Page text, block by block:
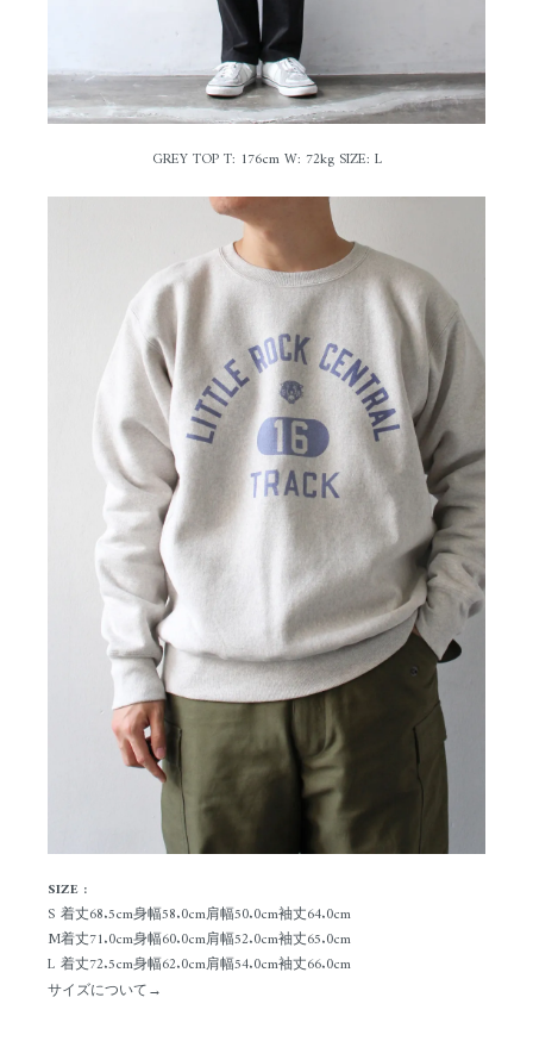
GREY TOP T: 176cm W: 72kg SIZE: L
SIZE :
S 着丈68.5cm身幅58.0cm肩幅50.0cm袖丈64.0cm
M着丈71.0cm身幅60.0cm肩幅52.0cm袖丈65.0cm
L 着丈72.5cm身幅62.0cm肩幅54.0cm袖丈66.0cm
サイズについて→